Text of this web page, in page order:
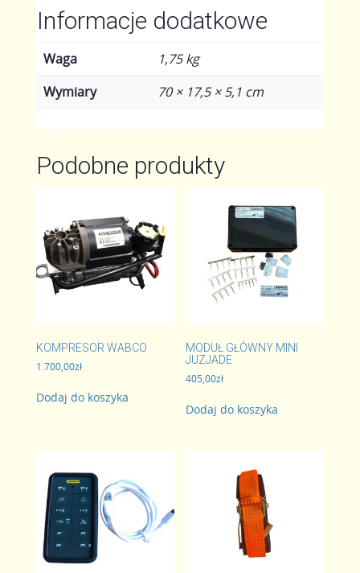
Informacje dodatkowe
Waga
1,75 kg
Wymiary
70 × 17,5 × 5,1 cm
Podobne produkty
KOMPRESOR WABCO
1.700,00zł
Dodaj do koszyka
MODUŁ GŁÓWNY MINI
JUZJADE
405,00zł
Dodaj do koszyka